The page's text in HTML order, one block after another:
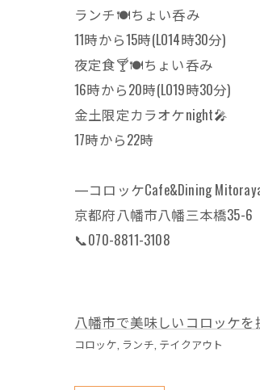
ランチ🍽ちょい呑み
11時から15時(LO14時30分)
夜定食🍸🍽ちょい呑み
16時から20時(LO19時30分)
金土限定カラオケnight🎤
17時から22時
—コロッケCafe&Dining
京都府八幡市八幡三本橋35-6
📞070-8811-3108
八幡市で美味しいコロッケを
コロッケ ランチ テイクアウト